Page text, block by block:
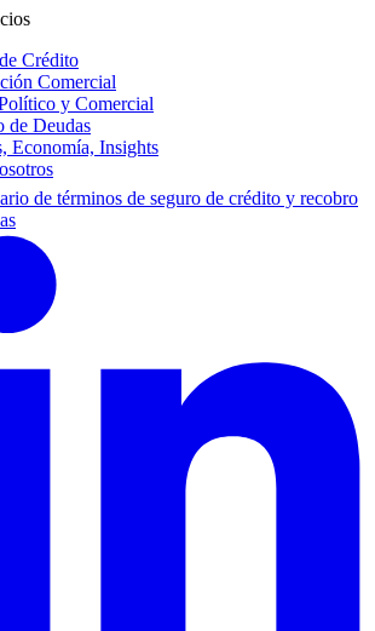
Crédito
Comercial
y Comercial
de Deudas
Economía, Insights
de términos de seguro de crédito y recobro